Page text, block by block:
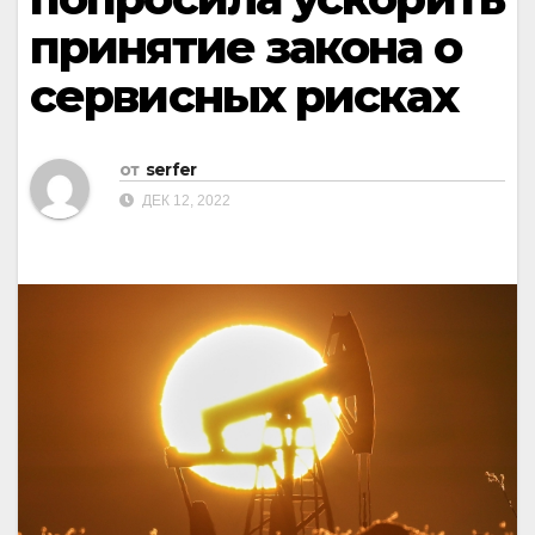
принятие закона о
сервисных рисках
от serfer
ДЕК 12, 2022